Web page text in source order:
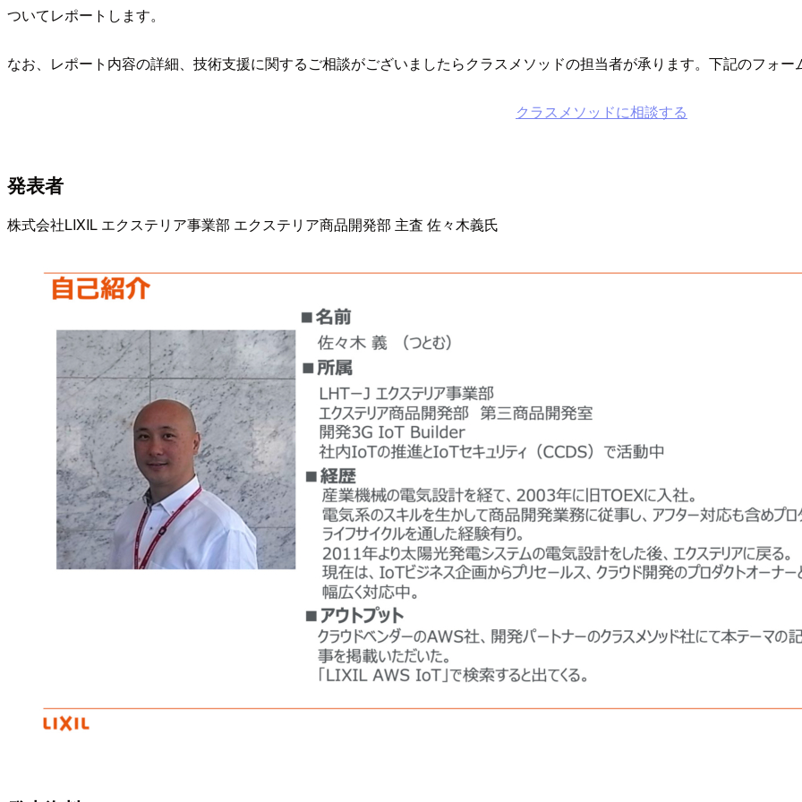
ついてレポートします。
なお、レポート内容の詳細、技術支援に関するご相談がございましたらクラスメソッドの担当者が承ります。下記のフォー
クラスメソッドに相談する
発表者
株式会社LIXIL エクステリア事業部 エクステリア商品開発部 主査 佐々木義氏